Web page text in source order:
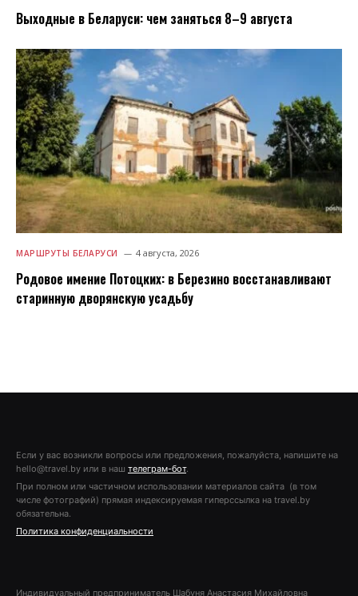
Выходные в Беларуси: чем заняться 8–9 августа
МАРШРУТЫ БЕЛАРУСИ 4 августа, 2026
Родовое имение Потоцких: в Березино восстанавливают
старинную дворянскую усадьбу
Если у вас возникли вопросы или предложения, пожалуйста, напишите на
hello@travel.by или в наш телеграм-бот.
При полном или частичном использовании материалов сайта (в том
числе фотографий) прямая индексируемая гиперссылка на travel.by
обязательна.
Политика конфиденциальности
Индивидуальный предприниматель Шабуня Анастасия Михайловна